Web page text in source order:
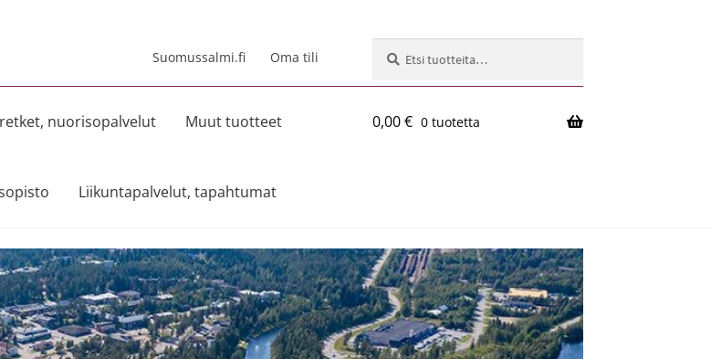
Suomussalmi.fi Oma tili
nuorisopalvelut Muut tuotteet
Liikuntapalvelut, tapahtumat
0,00€ 0 tuotetta